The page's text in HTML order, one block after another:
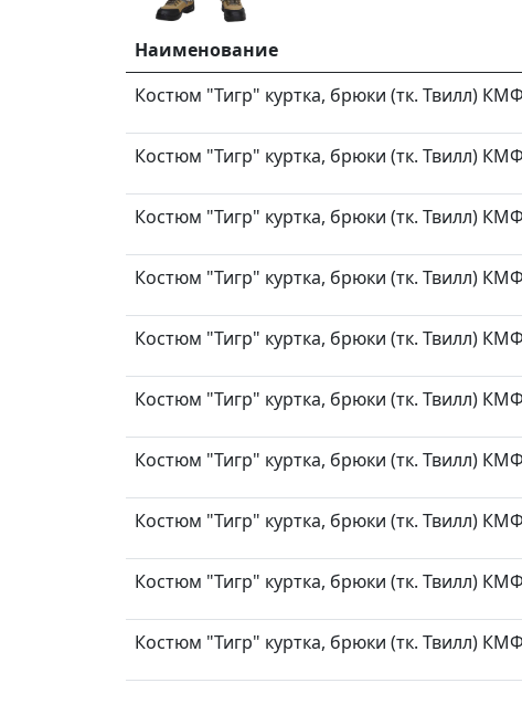
Наименование
Костюм "Тигр" куртка, брюки (тк. Твилл)
Костюм "Тигр" куртка, брюки (тк. Твилл)
Костюм "Тигр" куртка, брюки (тк. Твилл)
Костюм "Тигр" куртка, брюки (тк. Твилл)
Костюм "Тигр" куртка, брюки (тк. Твилл)
Костюм "Тигр" куртка, брюки (тк. Твилл)
Костюм "Тигр" куртка, брюки (тк. Твилл)
Костюм "Тигр" куртка, брюки (тк. Твилл)
Костюм "Тигр" куртка, брюки (тк. Твилл)
Костюм "Тигр" куртка, брюки (тк. Твилл)